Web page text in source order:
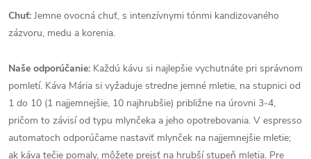
Chuť: Jemne ovocná chuť, s intenzívnymi tónmi kandizovaného
zázvoru, medu a korenia.
Naše odporúčanie: Každú kávu si najlepšie vychutnáte pri správnom
pomletí. Káva Mária si vyžaduje stredne jemné mletie, na stupnici od
1 do 10 (1 najjemnejšie, 10 najhrubšie) približne na úrovni 3-4,
pričom to závisí od typu mlynčeka a jeho opotrebovania. V espresso
automatoch odporúčame nastaviť mlynček na najjemnejšie mletie;
ak káva tečie pomaly, môžete prejsť na hrubší stupeň mletia. Pre